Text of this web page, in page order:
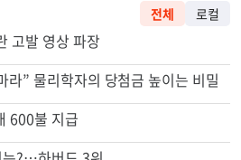
전체 로컬
고발 영상 파장
라” 물리학자의 당첨금 높이는 비밀
600불 지급